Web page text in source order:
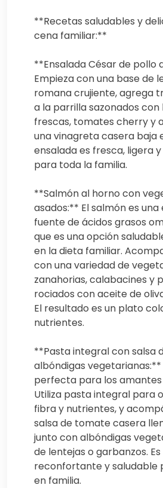
**Recetas saludables y
cena familiar:**
**Ensalada César de pollo
Empieza con una base de
romana crujiente, agrega
a la parrilla sazonados con
frescas, tomates cherry y
una vinagreta casera baja
ensalada es fresca, ligera
para toda la familia.
**Salmón al horno con
asados:** El salmón es
fuente de ácidos grasos
que es una opción
en la dieta familiar.
con una variedad de
zanahorias, calabacines y
rociados con aceite de
El resultado es un plato
nutrientes.
**Pasta integral con salsa
albóndigas
perfecta para los amantes
Utiliza pasta integral para
fibra y nutrientes, y
salsa de tomate casera
junto con albóndigas
de lentejas o garbanzos.
reconfortante y saludable
en familia.